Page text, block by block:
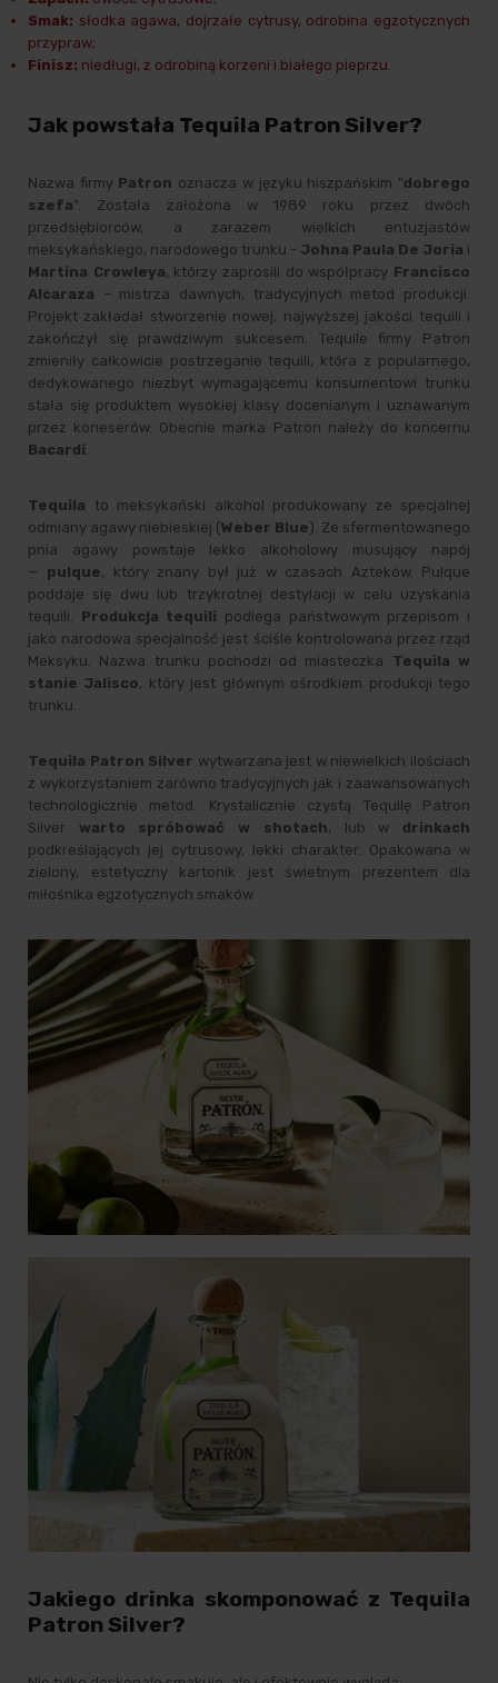
Smak: słodka agawa, dojrzałe cytrusy, odrobina egzotycznych
przypraw;
Finisz: niedługi, z odrobiną korzeni i białego pieprzu.
Jak powstała Tequila Patron Silver?
Nazwa firmy Patron oznacza w języku hiszpańskim "dobrego
szefa". Została założona w 1989 roku przez dwóch
przedsiębiorców, a zarazem wielkich entuzjastów
meksykańskiego, narodowego trunku - Johna Paula De Joria i
Martina Crowleya, którzy zaprosili do współpracy Francisco
Alcaraza – mistrza dawnych, tradycyjnych metod produkcji.
Projekt zakładał stworzenie nowej, najwyższej jakości tequili i
zakończył się prawdziwym sukcesem. Tequile firmy Patron
zmieniły całkowicie postrzeganie tequili, która z popularnego,
dedykowanego niezbyt wymagającemu konsumentowi trunku
stała się produktem wysokiej klasy docenianym i uznawanym
przez koneserów. Obecnie marka Patron należy do koncernu
Bacardi.
Tequila to meksykański alkohol produkowany ze specjalnej
odmiany agawy niebieskiej (Weber Blue). Ze sfermentowanego
pnia agawy powstaje lekko alkoholowy musujący napój
— pulque, który znany był już w czasach Azteków. Pulque
poddaje się dwu lub trzykrotnej destylacji w celu uzyskania
tequili. Produkcja tequili podlega państwowym przepisom i
jako narodowa specjalność jest ściśle kontrolowana przez rząd
Meksyku. Nazwa trunku pochodzi od miasteczka Tequila w
stanie Jalisco, który jest głównym ośrodkiem produkcji tego
trunku.
Tequila Patron Silver wytwarzana jest w niewielkich ilościach
z wykorzystaniem zarówno tradycyjnych jak i zaawansowanych
technologicznie metod. Krystalicznie czystą Tequilę Patron
Silver warto spróbować w shotach, lub w drinkach
podkreślających jej cytrusowy, lekki charakter. Opakowana w
zielony, estetyczny kartonik jest świetnym prezentem dla
miłośnika egzotycznych smaków.
Jakiego drinka skomponować z Tequila
Patron Silver?